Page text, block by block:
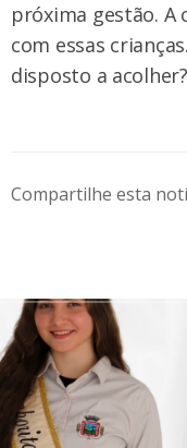
próxima gestão. A
com essas
disposto a acolher?
Compartilhe esta